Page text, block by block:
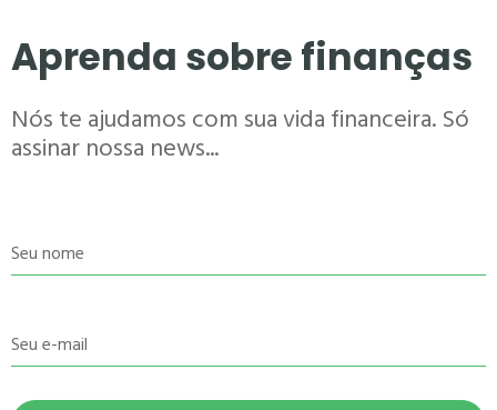
Aprenda sobre finanças
Nós te ajudamos com sua vida financeira. Só
assinar nossa news...
Seu nome
Seu e-mail